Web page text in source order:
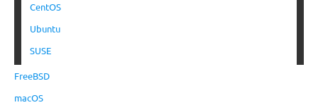
CentOS
Ubuntu
SUSE
FreeBSD
macOS